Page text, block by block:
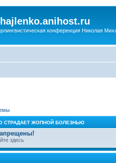
конференция Николая
СТРАДАЕТ ЖОПНОЙ БОЛЕЗНЬЮ
здесь